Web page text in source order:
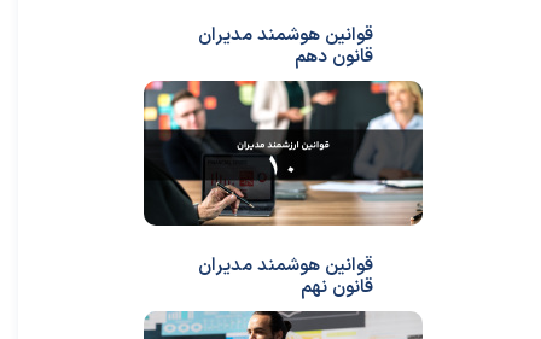
قوانین هوشمند مدیران
قانون دهم
قوانین هوشمند مدیران
قانون نهم